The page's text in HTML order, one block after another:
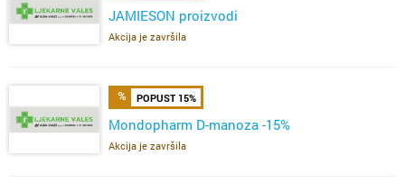
JAMIESON proizvodi
Akcija je završila
POPUST 15%
Mondopharm D-manoza -15%
Akcija je završila